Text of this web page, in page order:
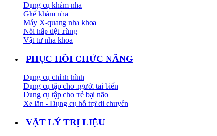
Dụng cụ khám nha
Ghế khám nha
Máy X-quang nha khoa
Nồi hấp tiệt trùng
Vật tư nha khoa
PHỤC HỒI CHỨC NĂNG
Dụng cụ chỉnh hình
Dụng cụ tập cho người tai biến
Dụng cụ tập cho trẻ bại não
Xe lăn - Dụng cụ hỗ trợ di chuyển
VẬT LÝ TRỊ LIỆU